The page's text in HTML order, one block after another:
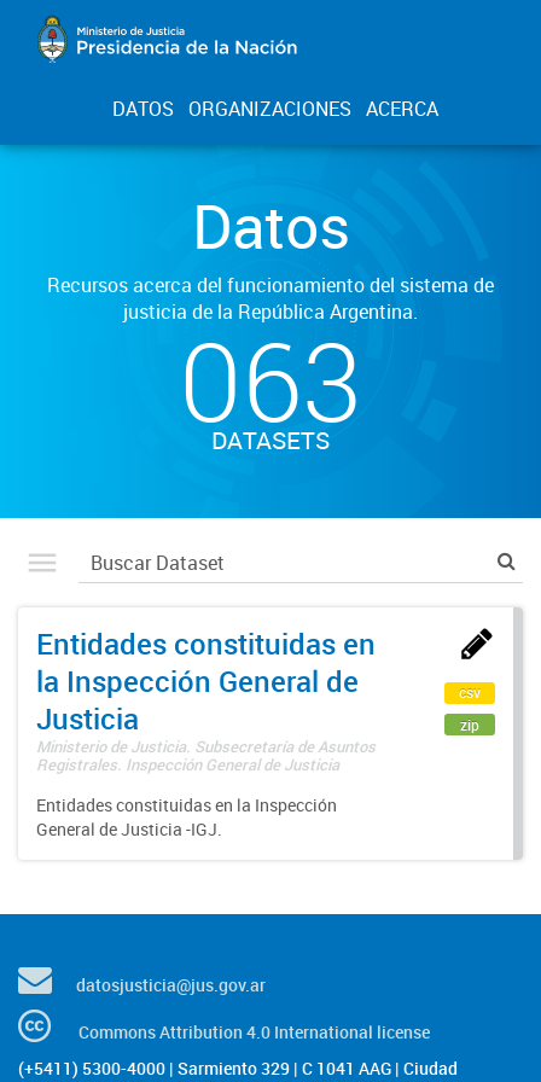
DATOS ORGANIZACIONES ACERCA
Datos
Recursos acerca del funcionamiento del sistema de
justicia de la República Argentina.
063
DATASETS
Entidades constituidas en
la Inspección General de
Justicia
Ministerio de Justicia. Subsecretaría de Asuntos
Registrales. Inspección General de Justicia
Entidades constituidas en la Inspección
General de Justicia -IGJ.
csv
zip
datosjusticia@jus.gov.ar
Commons Attribution 4.0 International license
(+5411) 5300-4000 | Sarmiento 329 | C 1041 AAG | Ciudad